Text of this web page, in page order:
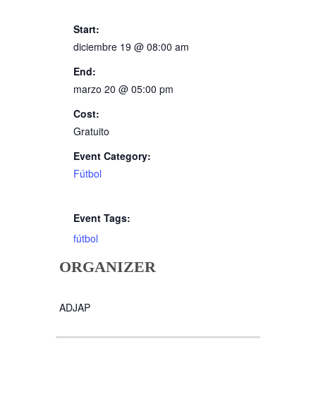
Start:
diciembre 19 @ 08:00 am
End:
marzo 20 @ 05:00 pm
Cost:
Gratuito
Event Category:
Fútbol
Event Tags:
fútbol
ORGANIZER
ADJAP